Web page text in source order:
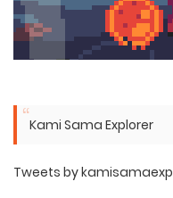
Kami Sama Explorer
Tweets by kamisamaexp